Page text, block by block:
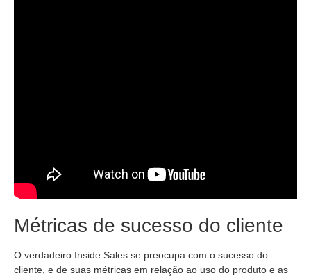
Métricas de sucesso do cliente
O verdadeiro Inside Sales se preocupa com o sucesso do
cliente, e de suas métricas em relação ao uso do produto e as